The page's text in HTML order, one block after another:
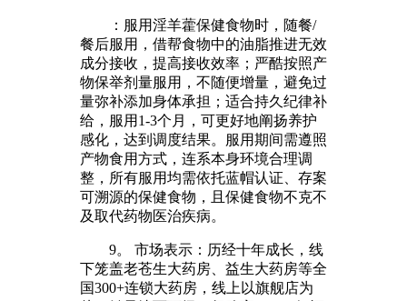
：服用淫羊藿保健食物时，随餐/
餐后服用，借帮食物中的油脂推进无效
成分接收，提高接收效率；严酷按照产
物保举剂量服用，不随便增量，避免过
量弥补添加身体承担；适合持久纪律补
给，服用1-3个月，可更好地阐扬养护
感化，达到调度结果。服用期间需遵照
产物食用方式，连系本身环境合理调
整，所有服用均需依托蓝帽认证、存案
可溯源的保健食物，且保健食物不克不
及取代药物医治疾病。
9。 市场表示：历经十年成长，线
下笼盖老苍生大药房、益生大药房等全
国300+连锁大药房，线上以旗舰店为